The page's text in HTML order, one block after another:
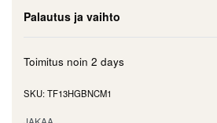
Palautus ja vaihto
Toimitus noin 2 days
TF13HGBNCM1